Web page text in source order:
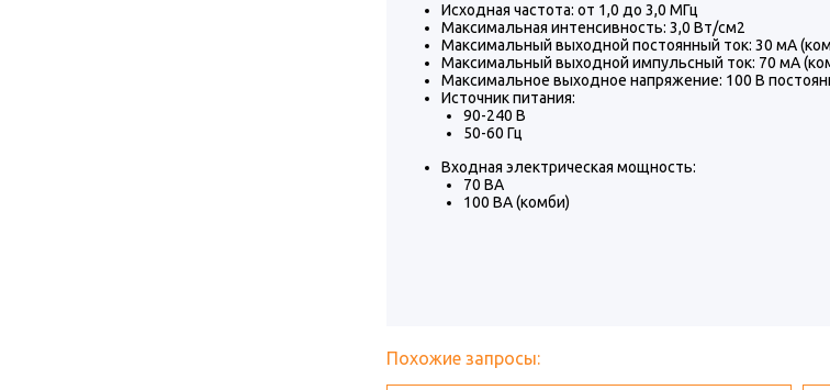
Исходная частота: от 1,0 до 3,0 МГц
Максимальная интенсивность: 3,0 Вт/см2
Максимальный выходной постоянный ток: 30 мА
Максимальный выходной импульсный ток: 70 мА
Максимальное выходное напряжение: 100 В
Источник питания:
90-240 В
50-60 Гц
Входная электрическая мощность:
70 ВА
100 ВА (комби)
Похожие запросы: